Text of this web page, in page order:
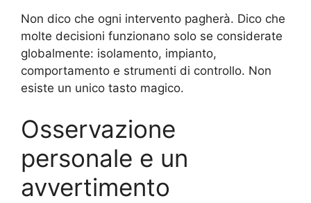
Non dico che ogni intervento pagherà. Dico che
molte decisioni funzionano solo se considerate
globalmente: isolamento, impianto,
comportamento e strumenti di controllo. Non
esiste un unico tasto magico.
Osservazione
personale e un
avvertimento